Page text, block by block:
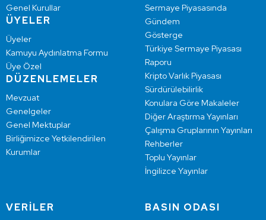
Genel Kurullar
ÜYELER
Üyeler
Kamuyu Aydınlatma Formu
Üye Özel
DÜZENLEMELER
Mevzuat
Genelgeler
Genel Mektuplar
Birliğimizce Yetkilendirilen
Kurumlar
Sermaye Piyasasında
Gündem
Gösterge
Türkiye Sermaye Piyasası
Raporu
Kripto Varlık Piyasası
Sürdürülebilirlik
Konulara Göre Makaleler
Diğer Araştırma Yayınları
Çalışma Gruplarının Yayınları
Rehberler
Toplu Yayınlar
İngilizce Yayınlar
VERİLER BASIN ODASI